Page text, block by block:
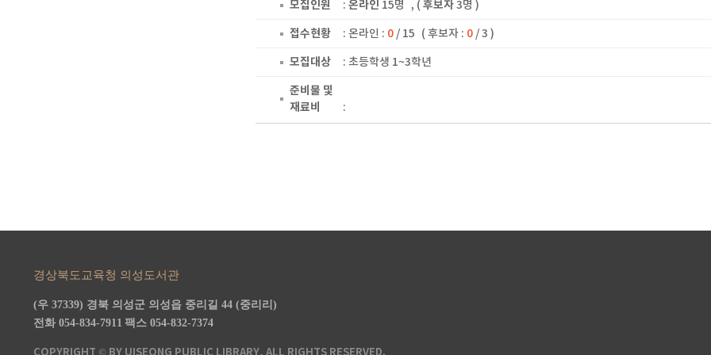
모집인원 :온라인 15명 , (후보자3명 )
접수현황
:온라인 : 0 / 15 ( 후보자 : 0 / 3 )
모집대상
: 초등학생 1~3학년
준비물 및
재료비
:
경상북도교육청 의성도서관
(우 37339) 경북 의성군 의성읍 중리길 44 (중리리)
전화 054-834-7911 팩스 054-832-7374
COPYRIGHT © BY UISEONG PUBLIC LIBRARY, ALL RIGHTS RESERVED.